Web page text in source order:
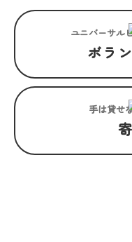
ユニバーサル
ボラ
手は貸せ